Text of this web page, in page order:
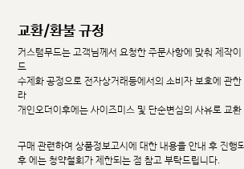
교환/환불 규정
커스텀무드는 고객님께서 요청한 주문사항에 맞춰 제작
드
수제화 공정으로 전자상거래등에서의 소비자 보호에 관
라
개인오더이후에는 사이즈미스 및 단순변심의 사유로 교
구매 관련하여 상품정보고시에 대한 내용을 안내 후 진행
후 에는 청약철회가 제한되는 점 참고 부탁드립니다.